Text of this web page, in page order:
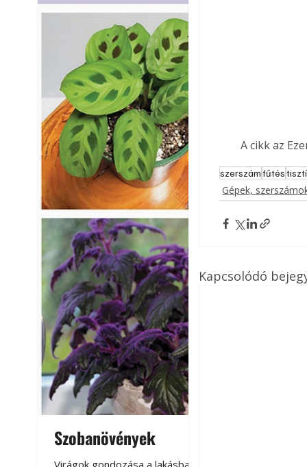
Szobanövények
A cikk az
szerszámfűtés
Gépek,
Kapcsolódó